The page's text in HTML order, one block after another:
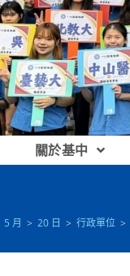
關於基中
5 月 > 20 日 > 行政單位 >